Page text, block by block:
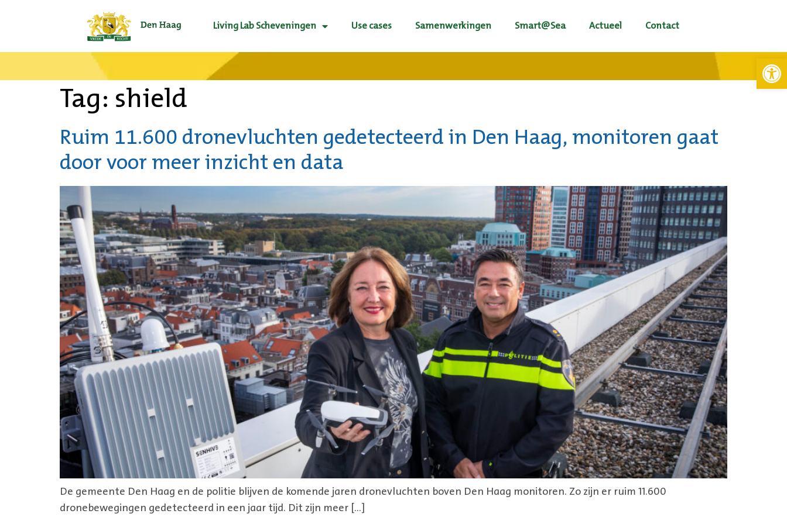
Living Lab Scheveningen Use cases Samenwerkingen Smart@Sea Actueel Contact
Tag: shield
Ruim 11.600 dronevluchten gedetecteerd in Den Haag, monitoren gaat
door voor meer inzicht en data
De gemeente Den Haag en de politie blijven de komende jaren dronevluchten boven Den Haag monitoren. Zo zijn er ruim 11.600
dronebewegingen gedetecteerd in een jaar tijd. Dit zijn meer […]